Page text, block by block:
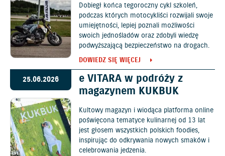
Dobiegł końca tegoroczny cykl szkoleń,
podczas których motocykliści rozwijali swoje
umiejętności, lepiej poznali możliwości
swoich jednośladów oraz zdobyli wiedzę
podwyższającą bezpieczeństwo na drogach.
DOWIEDZ SIĘ WIĘCEJ
25.06.2026
e VITARA w podróży z
magazynem KUKBUK
Kultowy magazyn i wiodąca platforma online
poświęcona tematyce kulinarnej od 13 lat
jest głosem wszystkich polskich foodies,
inspirując do odkrywania nowych smaków i
celebrowania jedzenia.